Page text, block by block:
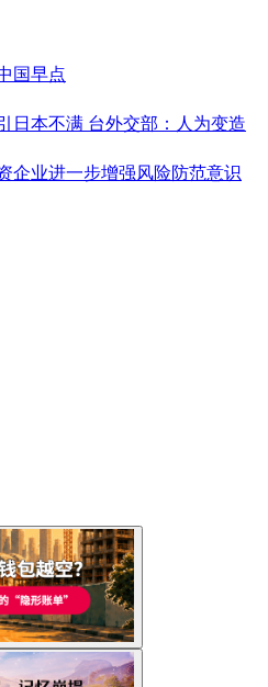
国早点
日本不满 台外交部：人为变造
企业进一步增强风险防范意识